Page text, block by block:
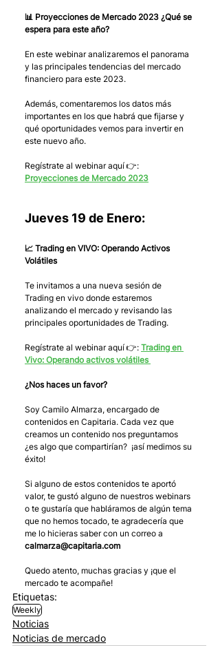
📊 Proyecciones de Mercado 2023 ¿Qué se
espera para este año?
En este webinar analizaremos el panorama
y las principales tendencias del mercado
financiero para este 2023.
Además, comentaremos los datos más
importantes en los que habrá que fijarse y
qué oportunidades vemos para invertir en
este nuevo año.
Regístrate al webinar aquí 👉:
Proyecciones de Mercado 2023
Jueves 19 de Enero:
📈 Trading en VIVO: Operando Activos
Volátiles
Te invitamos a una nueva sesión de
Trading en vivo donde estaremos
analizando el mercado y revisando las
principales oportunidades de Trading.
Regístrate al webinar aquí 👉: Trading en
Vivo: Operando activos volátiles
¿Nos haces un favor?
Soy Camilo Almarza, encargado de
contenidos en Capitaria. Cada vez que
creamos un contenido nos preguntamos
¿es algo que compartirían?  ¡así medimos su
éxito!
Si alguno de estos contenidos te aportó
valor, te gustó alguno de nuestros webinars
o te gustaría que habláramos de algún tema
que no hemos tocado, te agradecería que
me lo hicieras saber con un correo a
calmarza@capitaria.com
Quedo atento, muchas gracias y ¡que el
mercado te acompañe!
Etiquetas:
Weekly
Noticias
Noticias de mercado